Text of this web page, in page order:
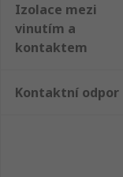
Izolace mezi
vinutím a
kontaktem
Kontaktní odpor